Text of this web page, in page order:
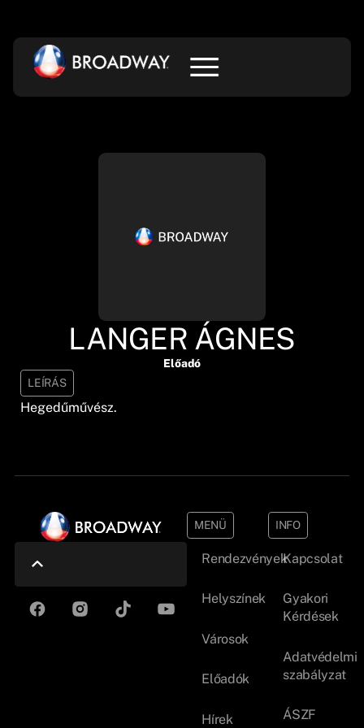
LANGER ÁGNES
Előadó
LEÍRÁS
Hegedűművész.
MENÜ
Rendezvények
Helyszínek
Városok
Előadók
Hírek
INFO
Kapcsolat
Gyakori
Kérdések
Adatvédelmi
szabályzat
ÁSZF